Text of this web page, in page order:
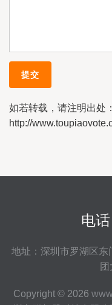
如若转载，请注明出处：
http://
电
地址：深圳市罗湖区
Copyright © 2026